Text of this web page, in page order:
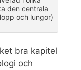
den centrala
och lungor)
bra kapitel
och